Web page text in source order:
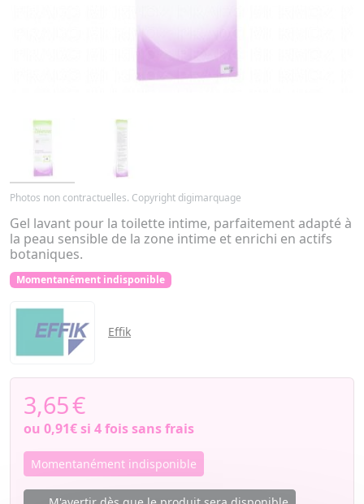
Photos non contractuelles. Copyright digimarquage
Gel lavant pour la toilette intime, parfaitement adapté à
la peau sensible de la zone intime et enrichi en actifs
botaniques.
Momentanément indisponible
Effik
3,65€
ou 0,91€si 4 fois sans frais
Momentanément indisponible